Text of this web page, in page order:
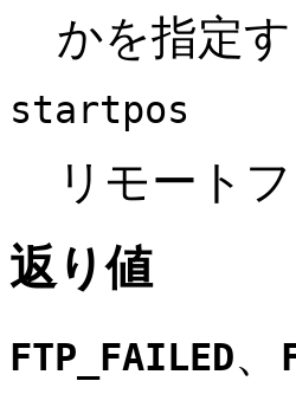
かを指定
startpos
リモート
返り値
FTP_FAILED、